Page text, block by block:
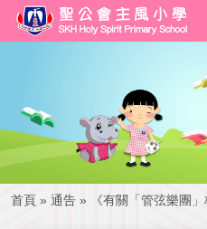
首頁 » 通告 » 《有關「管弦樂團